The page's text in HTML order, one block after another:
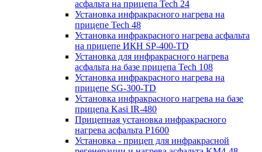
асфальта на прицепа Tech 24
Установка инфракрасного нагрева на
прицепе Tech 48
Установка инфракрасного нагрева асфальта
на прицепе ИКН SP-400-TD
Установка для инфракрасного нагрева
асфальта на базе прицепа Tech 108
Установка инфракрасного нагрева на
прицепе SG-300-TD
Установка инфракрасного нагрева на базе
прицепа Kasi IR-480
Прицепная установка инфракрасного
нагрева асфальта P1600
Установка - прицеп для инфракрасной